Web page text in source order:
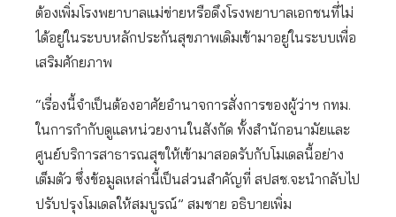
ต้องเพิ่มโรงพยาบาลแม่ข่ายหรือดึงโรงพยาบาลเอกชนที่ไม่
ได้อยู่ในระบบหลักประกันสุขภาพเดิมเข้ามาอยู่ในระบบเพื่อ
เสริมศักยภาพ
“เรื่องนี้จำเป็นต้องอาศัยอำนาจการสั่งการของผู้ว่าฯ กทม.
ในการกำกับดูแลหน่วยงานในสังกัด ทั้งสำนักอนามัยและ
ศูนย์บริการสาธารณสุขให้เข้ามาสอดรับกับโมเดลนี้อย่าง
เต็มตัว ซึ่งข้อมูลเหล่านี้เป็นส่วนสำคัญที่ สปสช.จะนำกลับไป
ปรับปรุงโมเดลให้สมบูรณ์” สมชาย อธิบายเพิ่ม